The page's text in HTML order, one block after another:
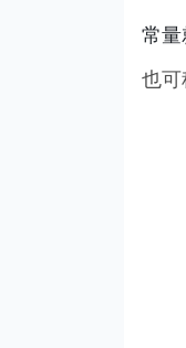
常量
也可